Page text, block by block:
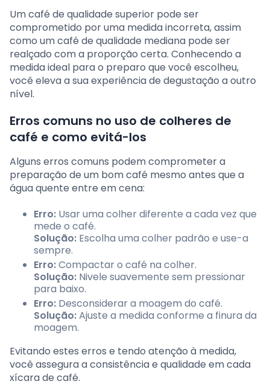
Um café de qualidade superior pode ser
comprometido por uma medida incorreta, assim
como um café de qualidade mediana pode ser
realçado com a proporção certa. Conhecendo a
medida ideal para o preparo que você escolheu,
você eleva a sua experiência de degustação a outro
nível.
Erros comuns no uso de colheres de
café e como evitá-los
Alguns erros comuns podem comprometer a
preparação de um bom café mesmo antes que a
água quente entre em cena:
Erro: Usar uma colher diferente a cada vez que
mede o café.
Solução: Escolha uma colher padrão e use-a
sempre.
Erro:Compactar o café na colher.
Solução: Nivele suavemente sem pressionar
para baixo.
Erro: Desconsiderar a moagem do café.
Solução:Ajuste a medida conforme a finura da
moagem.
Evitando estes erros e tendo atenção à medida,
você assegura a consistência e qualidade em cada
xícara de café.